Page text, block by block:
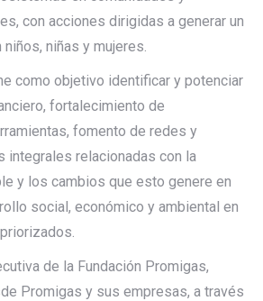
con acciones dirigidas a generar un
niñas y mujeres.
como objetivo identificar y potenciar
fortalecimiento de
fomento de redes y
integrales relacionadas con la
y los cambios que esto genere en
social, económico y ambiental en
de la Fundación Promigas,
Promigas y sus empresas, a través